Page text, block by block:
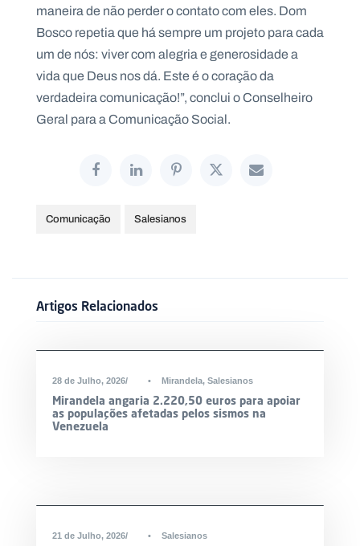
maneira de não perder o contato com eles. Dom
Bosco repetia que há sempre um projeto para cada
um de nós: viver com alegria e generosidade a
vida que Deus nos dá. Este é o coração da
verdadeira comunicação!”, conclui o Conselheiro
Geral para a Comunicação Social.
Comunicação Salesianos
Artigos Relacionados
DESTAQUE
28 de Julho, 2026 • Mirandela, Salesianos
Mirandela angaria 2.220,50 euros para apoiar
as populações afetadas pelos sismos na
Venezuela
21 de Julho, 2026 • Salesianos